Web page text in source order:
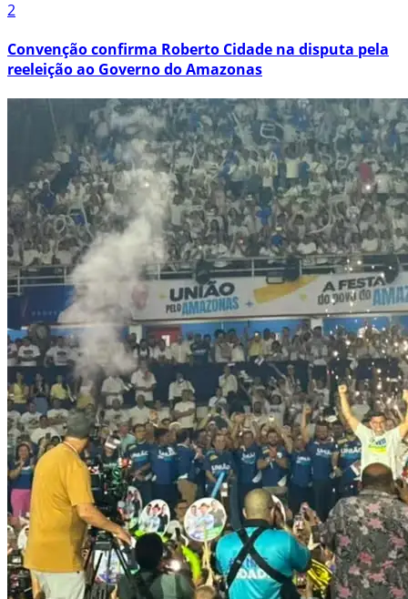
2
Convenção confirma Roberto Cidade na disputa pela
reeleição ao Governo do Amazonas